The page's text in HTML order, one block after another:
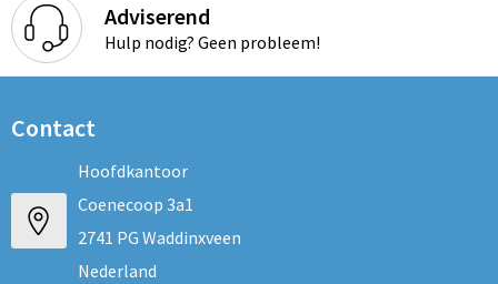
Adviserend
Hulp nodig? Geen probleem!
Contact
Hoofdkantoor
Coenecoop 3a1
2741 PG Waddinxveen
Nederland